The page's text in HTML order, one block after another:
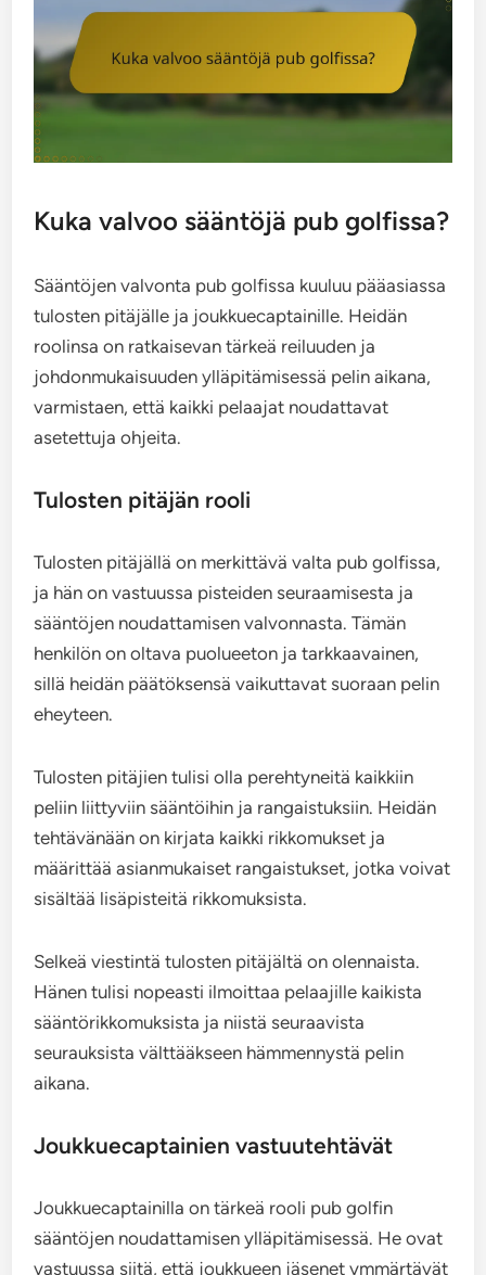
Kuka valvoo sääntöjä pub golfissa?
Sääntöjen valvonta pub golfissa kuuluu pääasiassa
tulosten pitäjälle ja joukkuecaptainille. Heidän
roolinsa on ratkaisevan tärkeä reiluuden ja
johdonmukaisuuden ylläpitämisessä pelin aikana,
varmistaen, että kaikki pelaajat noudattavat
asetettuja ohjeita.
Tulosten pitäjän rooli
Tulosten pitäjällä on merkittävä valta pub golfissa,
ja hän on vastuussa pisteiden seuraamisesta ja
sääntöjen noudattamisen valvonnasta. Tämän
henkilön on oltava puolueeton ja tarkkaavainen,
sillä heidän päätöksensä vaikuttavat suoraan pelin
eheyteen.
Tulosten pitäjien tulisi olla perehtyneitä kaikkiin
peliin liittyviin sääntöihin ja rangaistuksiin. Heidän
tehtävänään on kirjata kaikki rikkomukset ja
määrittää asianmukaiset rangaistukset, jotka voivat
sisältää lisäpisteitä rikkomuksista.
Selkeä viestintä tulosten pitäjältä on olennaista.
Hänen tulisi nopeasti ilmoittaa pelaajille kaikista
sääntörikkomuksista ja niistä seuraavista
seurauksista välttääkseen hämmennystä pelin
aikana.
Joukkuecaptainien vastuutehtävät
Joukkuecaptainilla on tärkeä rooli pub golfin
sääntöjen noudattamisen ylläpitämisessä. He ovat
vastuussa siitä, että joukkueen jäsenet ymmärtävät